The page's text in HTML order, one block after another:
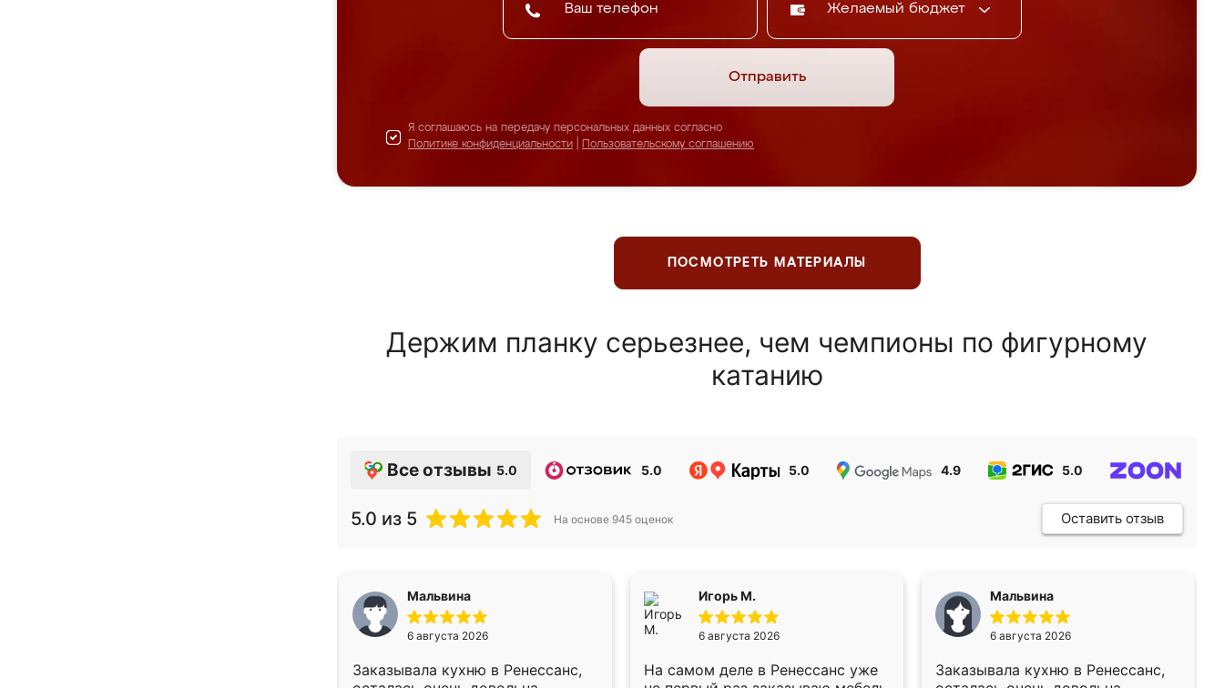
Желаемый бюджет
Отправить
Я соглашаюсь на передачу персональных данных согласно
Политике конфиденциальности
Пользовательскому соглашению
ПОСМОТРЕТЬ МАТЕРИАЛЫ
Держим планку серьезнее, чем чемпионы по фигурному
катанию
Все отзывы 5.0 5.0 5.0 4.9 5.0
5.0 из 5 На основе 945 оценок Оставить отзыв
Мальвина
6 августа 2026
Заказывала кухню в Ренессанс,
Игорь М.
6 августа 2026
На самом деле в Ренессанс уже
Мальвина
6 августа 2026
Заказывала кухню в Ренессанс,